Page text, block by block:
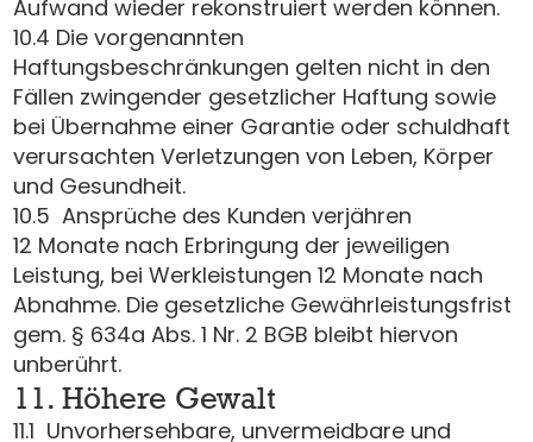
Aufwand wieder rekonstruiert werden können.
10.4 Die vorgenannten
Haftungsbeschränkungen gelten nicht in den
Fällen zwingender gesetzlicher Haftung sowie
bei Übernahme einer Garantie oder schuldhaft
verursachten Verletzungen von Leben, Körper
und Gesundheit.
10.5 Ansprüche des Kunden verjähren
12 Monate nach Erbringung der jeweiligen
Leistung, bei Werkleistungen 12 Monate nach
Abnahme. Die gesetzliche Gewährleistungsfrist
gem. § 634a Abs. 1 Nr. 2 BGB bleibt hiervon
unberührt.
11. Höhere Gewalt
11.1 Unvorhersehbare, unvermeidbare und